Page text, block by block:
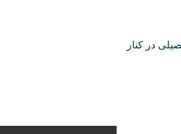
در کنار